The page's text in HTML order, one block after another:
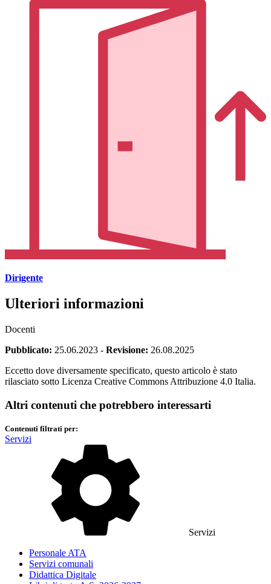
Dirigente
Ulteriori informazioni
Docenti
Pubblicato: 25.06.2023 - Revisione: 26.08.2025
Eccetto dove diversamente specificato, questo articolo è stato
rilasciato sotto Licenza Creative Commons Attribuzione 4.0 Italia.
Altri contenuti che potrebbero interessarti
Contenuti filtrati per:
Servizi
Servizi
Personale ATA
Servizi comunali
Didattica Digitale